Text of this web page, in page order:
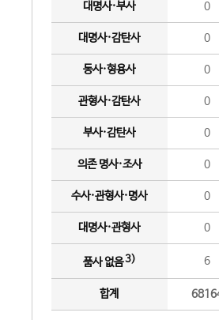
대명사·부사 0
대명사·감탄사 0
동사·형용사 0
관형사·감탄사 0
부사·감탄사 0
의존 명사·조사 0
수사·관형사·명사 0
대명사·관형사 0
품사 없음3) 6
합계